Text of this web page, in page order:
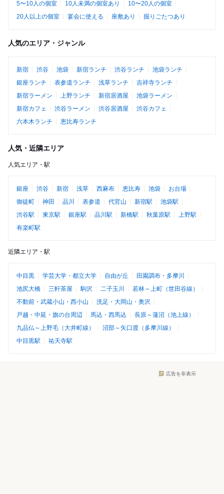
5〜10人の個室
10人未満の個室あり
10〜20人の個室
20人以上の個室
宴会に使える 座敷あり 掘りごたつあり
人気のエリア・ジャンル
新宿 渋谷 池袋 新宿ランチ 渋谷ランチ
池袋ランチ
銀座ランチ
表参道ランチ 浅草ランチ
吉祥寺ランチ
新宿ラーメン
上野ランチ 新宿居酒屋
池袋ラーメン
新宿カフェ
渋谷ラーメン 渋谷居酒屋
渋谷カフェ
六本木ランチ
恵比寿ランチ
人気・近隣エリア
人気エリア・駅
銀座 渋谷 新宿 浅草 西麻布 恵比寿 池袋
お台場
御徒町
神田 品川 表参道 代官山 新宿駅
池袋駅
渋谷駅
東京駅 銀座駅 品川駅 新橋駅 秋葉原駅
上野駅
有楽町駅
近隣エリア・駅
中目黒 学芸大学・都立大学 自由が丘
田園調布・多摩川
池尻大橋
三軒茶屋 駒沢 二子玉川
若林～上町（世田谷線）
不動前・武蔵小山・西小山
洗足・大岡山・奥沢
戸越・中延・旗の台周辺
馬込・西馬込
長原～蓮沼（池上線）
九品仏～上野毛（大井町線）
沼部～矢口渡（多摩川線）
中目黒駅
祐天寺駅
広告を非表示